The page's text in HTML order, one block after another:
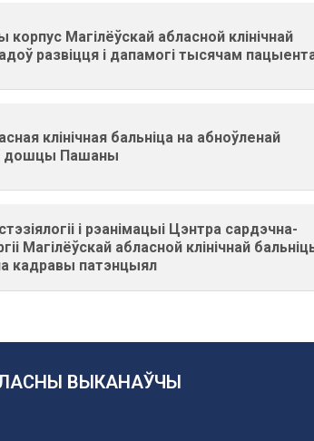
корпус Магілёўскай абласной клінічнай
развіцця і дапамогі тысячам
клінічная бальніца на абноўленай
дошцы Пашаны
і рэанімацыі Цэнтра сардэчна-
Магілёўскай абласной клінічнай
кадравы патэнцыял
ВЫКАНАЎЧЫ